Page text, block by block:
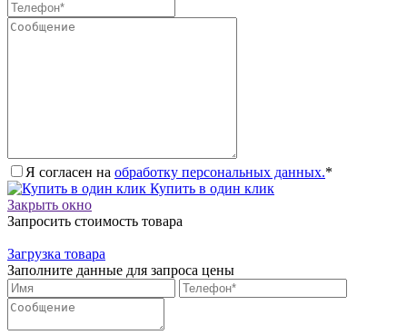
Я согласен на обработку персональных данных.*
Купить в один клик
Закрыть окно
Запросить стоимость товара
Загрузка товара
Заполните данные для запроса цены